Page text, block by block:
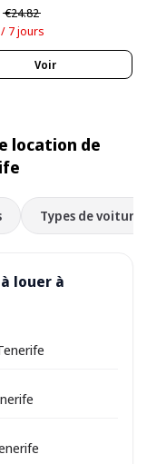
€24.82
7 jours
Voir
location de
Types de voitures
louer à